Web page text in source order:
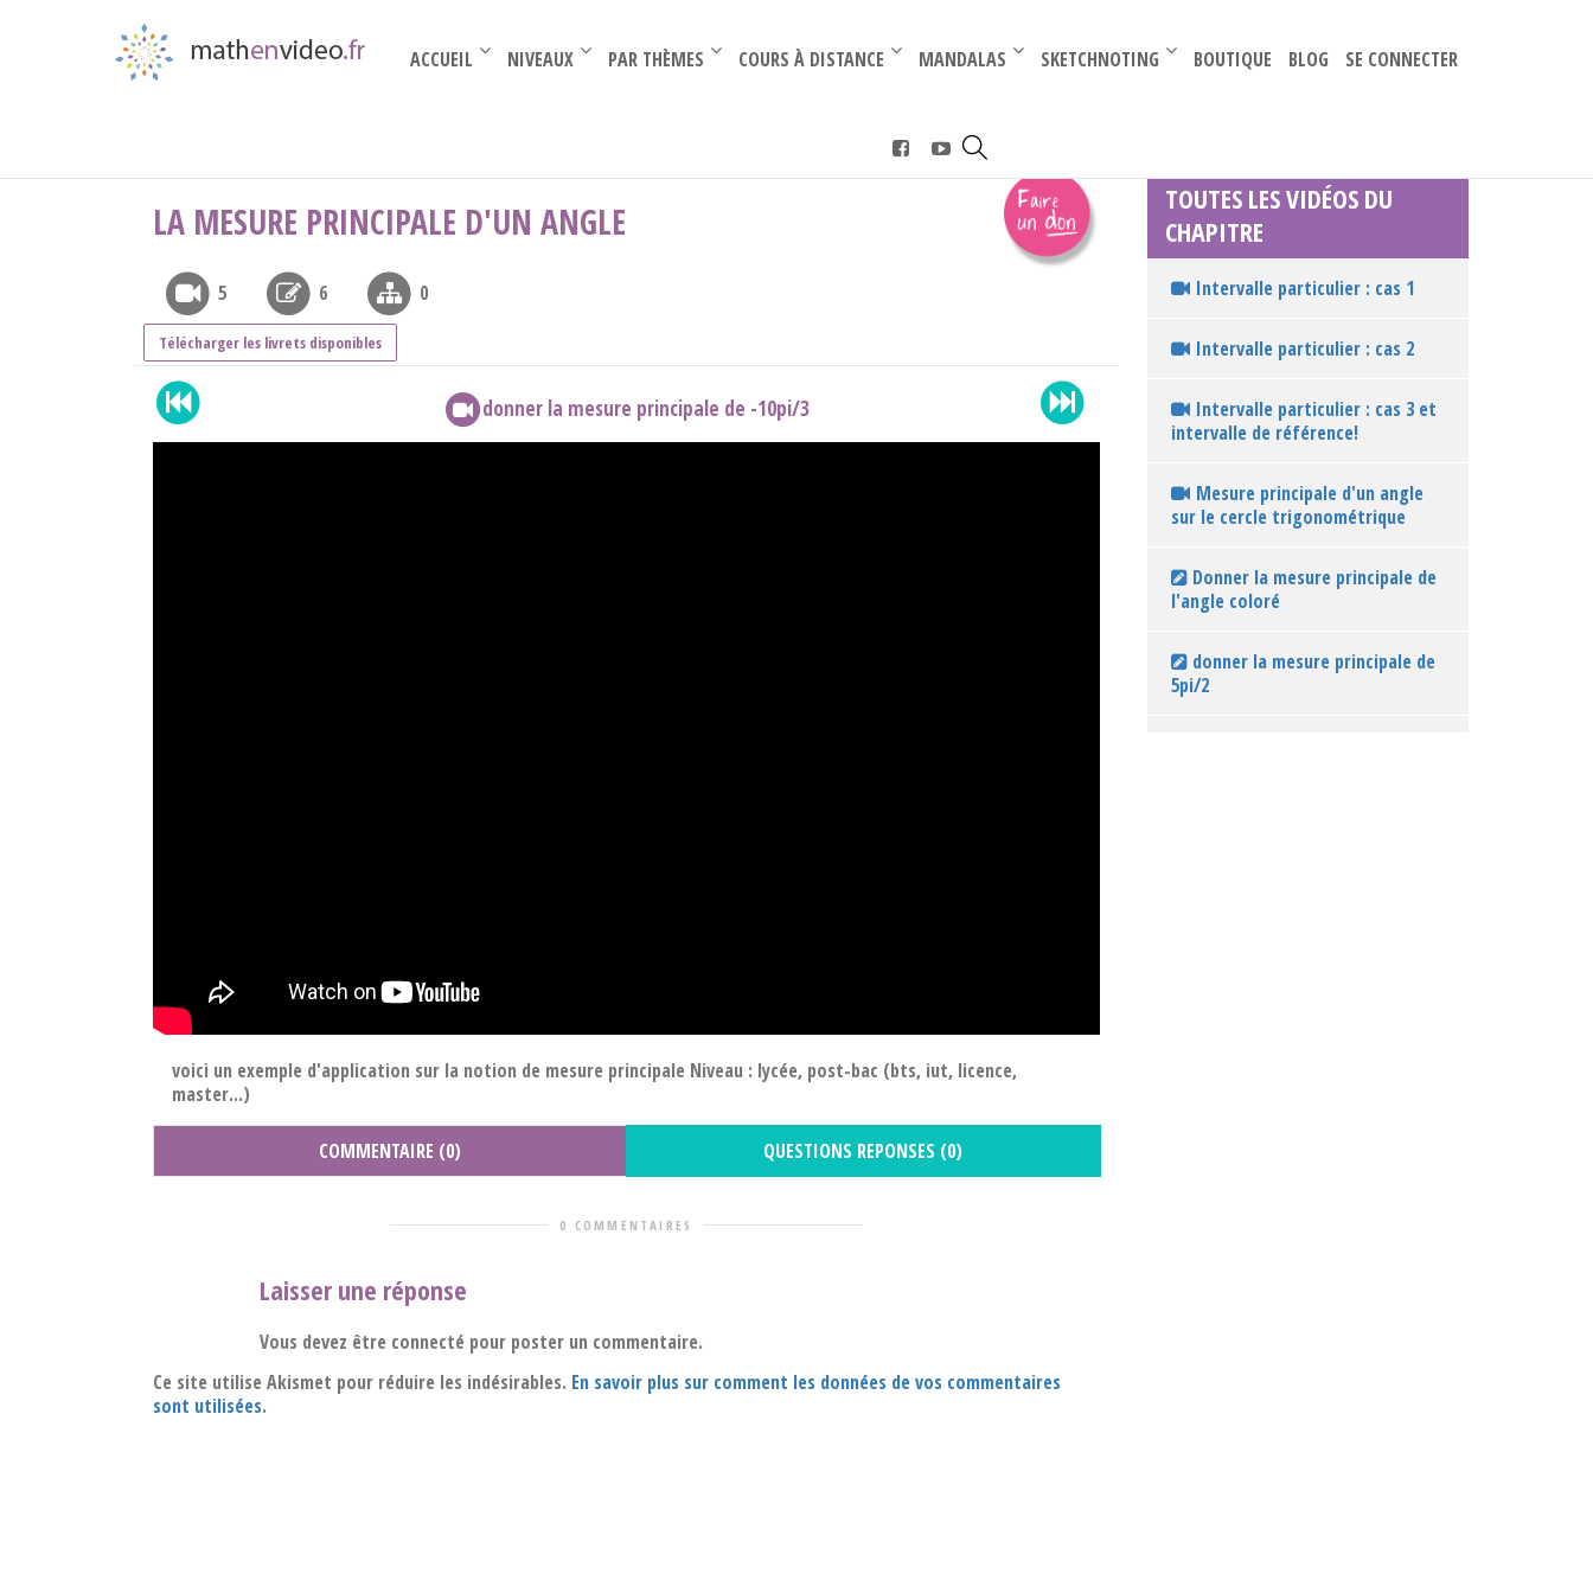
ACCUEIL NIVEAUX PAR THÈMES COURS À DISTANCE – MANDALAS – SKETCHNOTING – BOUTIQUE BLOG SE CONNECTER
LA MESURE PRINCIPALE D'UN ANGLE
5 6 0
Télécharger les livrets disponibles
donner la mesure principale de -10pi/3
voici un exemple d'application sur la notion de mesure principale Niveau : lycée, post-bac (bts, iut, licence,
master...)
COMMENTAIRE (0) QUESTIONS REPONSES (0)
0 COMMENTAIRES
Laisser une réponse
Vous devez être connecté pour poster un commentaire.
Ce site utilise Akismet pour réduire les indésirables. En savoir plus sur comment les données de vos commentaires
sont utilisées.
TOUTES LES VIDÉOS DU
CHAPITRE
Intervalle particulier : cas 1
Intervalle particulier : cas 2
Intervalle particulier : cas 3 et
intervalle de référence!
Mesure principale d'un angle
sur le cercle trigonométrique
Donner la mesure principale de
l'angle coloré
donner la mesure principale de
5pi/2